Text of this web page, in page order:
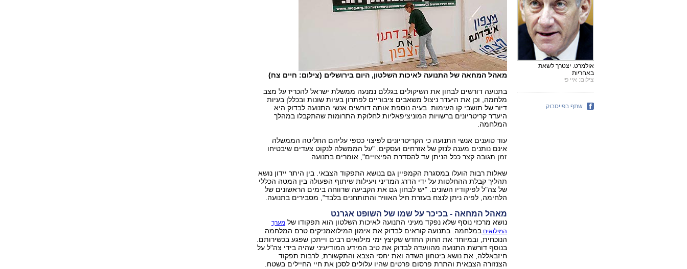
מאהל המחאה של התנועה לאיכות השלטון, היום בירושלים (צילום: חיים צח)
בתנועה דורשים לבחון את השיקולים בגללם נמנעה ממשלת ישראל להכריז על מצב
מלחמה, וכן את היעדר ניצול משאבים ציבוריים לפתרון בעיות שונות ובכללן בעיות
דיור של תושבי קו העימות. בעיה נוספת אותה דורשים אנשי התנועה לבדוק היא
היעדר קריטריונים ברשויות המוניציפאליות לחלוקת התרומות שהתקבלו במהלך
המלחמה.
עוד טוענים אנשי התנועה כי הקריטריונים לפיצוי כספי עליהם החליטה הממשלה
אינם נותנים מענה לנזק של אזרחים ועסקים. "על הממשלה לנקוט צעדים שיבטיחו
זמן תגובה קצר ככל הניתן עד להסדרת הפיצויים", אומרים בתנועה.
שאלות רבות הועלו במסגרת הקמפיין גם בנושא התפקוד הצבאי. בין היתר יידון נושא
תהליך קבלת ההחלטות על ידי הדרג המדיני ויעילות שיתוף הפעולה בין המטה הכללי
של צה"ל לפיקודיו השונים. "יש לבחון גם את הקביעה שרווחה בימים הראשונים של
הלחימה, לפיה ניתן לנצח בעזרת חיל האוויר והתותחנים בלבד", מסבירים בתנועה.
מאהל המחאה - בכיכר על שמו של השופט אגרנט
נושא מרכזי נוסף שלא נפקד מעיני התנועה לאיכות השלטון הוא תפקודו של מערך
המילואים במלחמה. בתנועה קוראים לבדוק את אימון המילואמניקים טרם המלחמה
הנוכחית, ובמיוחד את החוק החדש שקיצץ ימי מילואים רבים וייתכן שפגע בכשירותם.
בנוסף דורשת התנועה מהוועדה לבדוק את טיב המידע המודיעיני שהיה בידי צה"ל על
חיזבאללה, את נושא ביטחון השדה ואת יחסי הצבא והתקשורת, לרבות תפקוד
הצנזורה הצבאית והתרת פרסום פרטים שהיו עלולים לסכן את חיי החיילים בשטח.
אולמרט. יצטרך לשאת
באחריות
צילום: איי פי
שתף בפייסבוק